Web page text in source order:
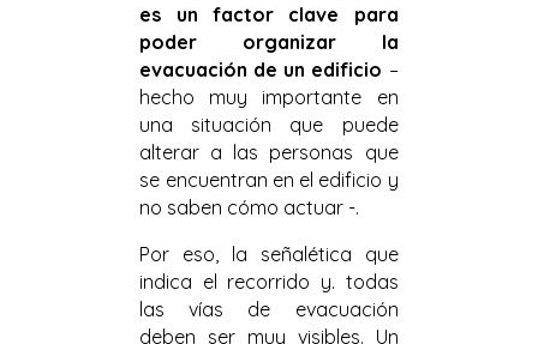
es un factor clave para
poder organizar la
evacuación de un edificio –
hecho muy importante en
una situación que puede
alterar a las personas que
se encuentran en el edificio y
no saben cómo actuar -.
Por eso, la señalética que
indica el recorrido y. todas
las vías de evacuación
deben ser muy visibles. Un